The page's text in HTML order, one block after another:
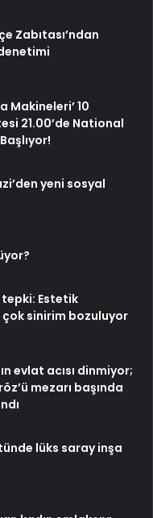
Zabıtası’ndan
Makineleri’ 10
21.00’de National
yeni sosyal
tepki: Estetik
çok sinirim bozuluyor
evlat acısı dinmiyor;
mezarı başında
lüks saray inşa